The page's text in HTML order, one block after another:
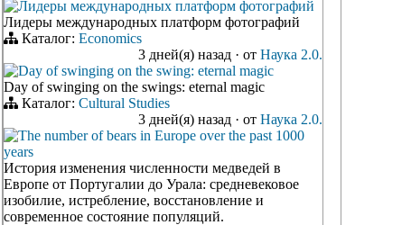
Лидеры международных платформ фотографий
Лидеры международных платформ фотографий
Каталог: Economics
3 дней(я) назад · от Наука 2.0.
Day of swinging on the swing: eternal magic
Day of swinging on the swings: eternal magic
Каталог: Cultural Studies
3 дней(я) назад · от Наука 2.0.
The number of bears in Europe over the past 1000
years
История изменения численности медведей в
Европе от Португалии до Урала: средневековое
изобилие, истребление, восстановление и
современное состояние популяций.